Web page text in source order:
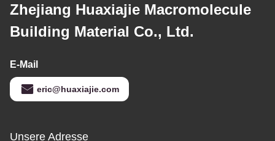
Zhejiang Huaxiajie Macromolecule
Building Material Co., Ltd.
E-Mail
eric@huaxiajie.com
Unsere Adresse